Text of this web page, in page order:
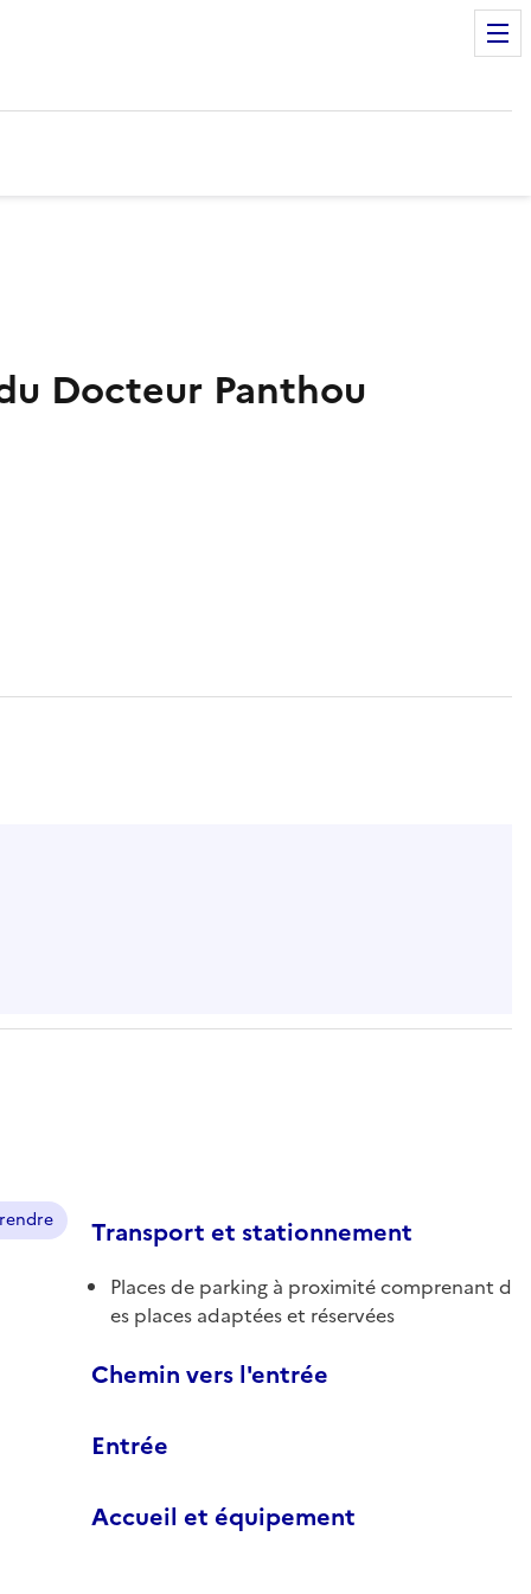
Docteur Panthou
Transport et stationnement
Places de parking à proximité comprenant d
es places adaptées et réservées
Chemin vers l'entrée
Entrée
Accueil et équipement